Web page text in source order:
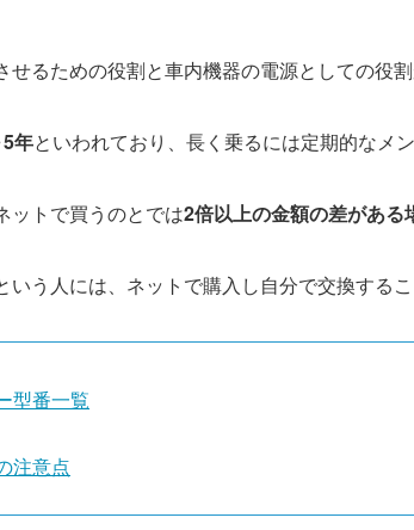
るための役割と車内機器の電源としての役割
年といわれており、長く乗るには定期的なメ
ットで買うのとでは2倍以上の金額の差がある
う人には、ネットで購入し自分で交換するこ
型番一覧
注意点